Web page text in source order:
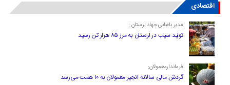
اقتصادی
مدیر باغبانی جهاد لرستان :
تولید سیب در لرستان به مرز ۸۵ هزار تن رسید
فرماندارمعمولان:
گردش مالی سالانه انجیر معمولان به ۱۰ همت می‌رسد